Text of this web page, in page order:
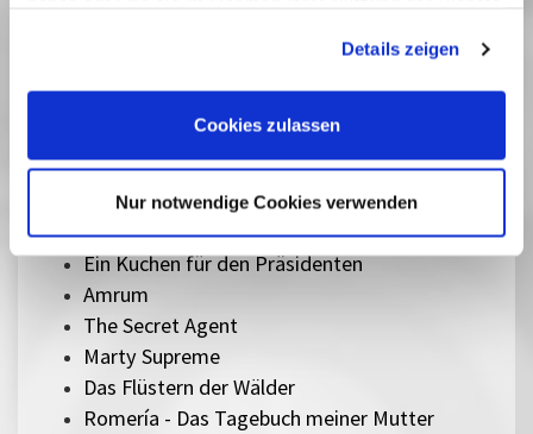
Cookies, wenn Sie unsere Webseite weiterhin nutzen.
Details zeigen
Cookies zulassen
Nur notwendige Cookies verwenden
Ein einfacher Unfall
Therapie für Wikinger
Ach, diese Lücke, diese entsetzliche Lücke
Ein Kuchen für den Präsidenten
Amrum
The Secret Agent
Marty Supreme
Das Flüstern der Wälder
Romería - Das Tagebuch meiner Mutter